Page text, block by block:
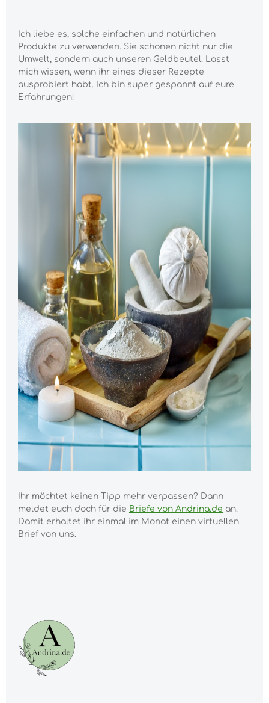
Ich liebe es, solche einfachen und natürlichen
Produkte zu verwenden. Sie schonen nicht nur die
Umwelt, sondern auch unseren Geldbeutel. Lasst
mich wissen, wenn ihr eines dieser Rezepte
ausprobiert habt. Ich bin super gespannt auf eure
Erfahrungen!
Ihr möchtet keinen Tipp mehr verpassen? Dann
meldet euch doch für die Briefe von Andrina.de an.
Damit erhaltet ihr einmal im Monat einen virtuellen
Brief von uns.